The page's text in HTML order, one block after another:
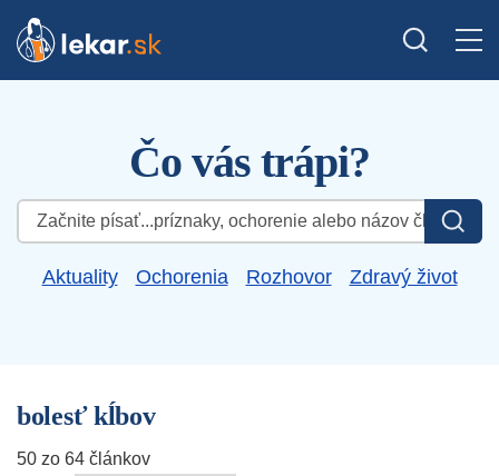
Čo vás trápi?
Hľadať:
Aktuality Ochorenia Rozhovor Zdravý život
bolesť kĺbov
50 zo 64 článkov